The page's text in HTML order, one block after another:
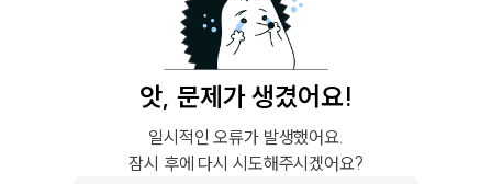
앗, 문제가 생겼어요!
일시적인 오류가 발생했어요.
잠시 후에 다시 시도해주시겠어요?